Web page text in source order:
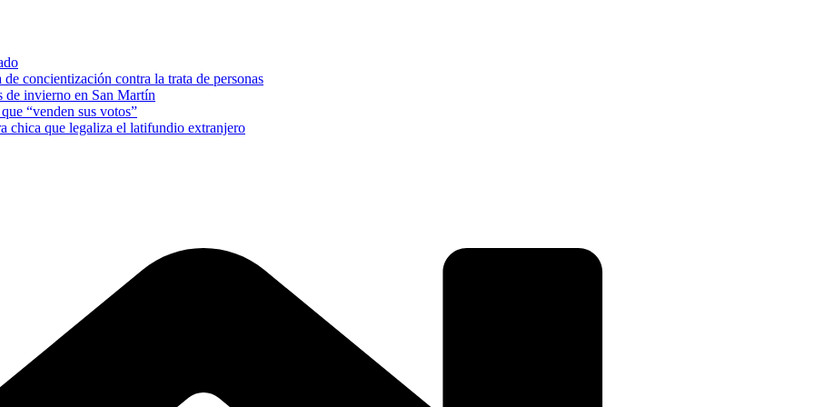
concientización contra la trata de personas
de invierno en San Martín
“venden sus votos”
chica que legaliza el latifundio extranjero